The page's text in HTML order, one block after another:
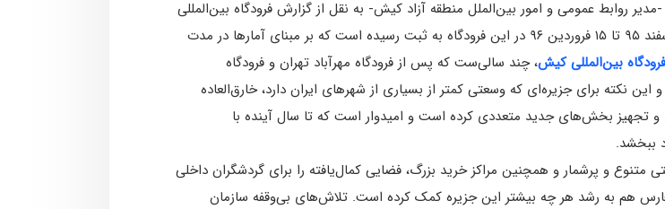
روابط عمومی و امور بین‌الملل منطقه آزاد کیش- به نقل از گزارش فرودگاه بین‌المللی
ورودی و خروجی در بازه ۲۵ اسفند ۹۵ تا ۱۵ فروردین ۹۶ در این فرودگاه به ثبت رسیده است که بر مبنای آمارها در مدت
فرودگاه بین‌المللی کیش، چند سالی‌ست که پس از فرودگاه مهرآباد تهران و فرودگاه
نکته برای جزیره‌ای که وسعتی کمتر از بسیاری از شهرهای ایران دارد، خارق‌العاده
و تجهیز بخش‌های جدید متعددی کرده است و امیدوار است که تا سال آینده با
ببخشد.
متنوع و پرشمار و همچنین مراکز خرید بزرگ، فضایی کمال‌یافته را برای گردشگران داخلی
هم به رشد هر چه بیشتر این جزیره کمک کرده است. تلاش‌های بی‌وقفه سازمان